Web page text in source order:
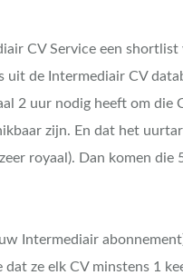
CV Service een shortlist
uit de Intermediair CV
2 uur nodig heeft om die
zijn. En dat het
royaal). Dan komen die
Intermediair
ze elk CV minstens 1